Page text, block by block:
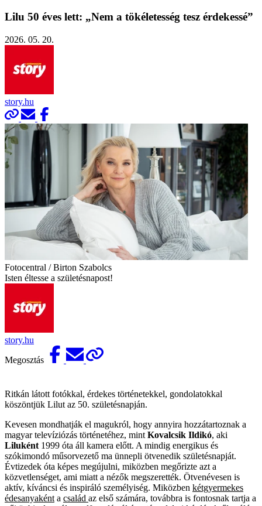
Lilu 50 éves lett: „Nem a tökéletesség tesz érdekessé”
2026. 05. 20.
story.hu
Fotocentral / Birton Szabolcs
Isten éltesse a születésnapost!
story.hu
Megosztás
Ritkán látott fotókkal, érdekes történetekkel, gondolatokkal
köszöntjük Lilut az 50. születésnapján.
Kevesen mondhatják el magukról, hogy annyira hozzátartoznak a
magyar televíziózás történetéhez, mint Kovalcsik Ildikó, aki
Liluként 1999 óta áll kamera előtt. A mindig energikus és
szókimondó műsorvezető ma ünnepli ötvenedik születésnapját.
Évtizedek óta képes megújulni, miközben megőrizte azt a
közvetlenséget, ami miatt a nézők megszerették. Ötvenévesen is
aktív, kíváncsi és inspiráló személyiség. Miközben kétgyermekes
édesanyaként a család az első számára, továbbra is fontosnak tartja a